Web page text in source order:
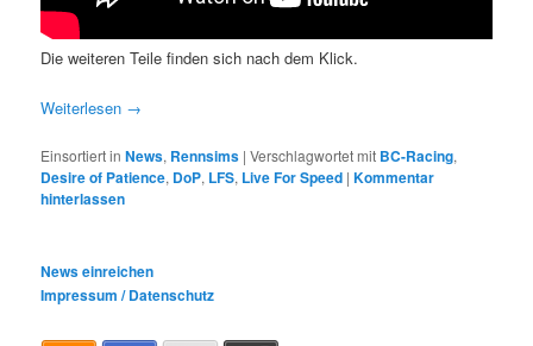
Die weiteren Teile finden sich nach dem Klick.
Weiterlesen →
Einsortiert in News, Rennsims |Verschlagwortet mit BC-Racing,
Desire of Patience, DoP, LFS, Live For Speed |Kommentar
hinterlassen
News einreichen
Impressum / Datenschutz